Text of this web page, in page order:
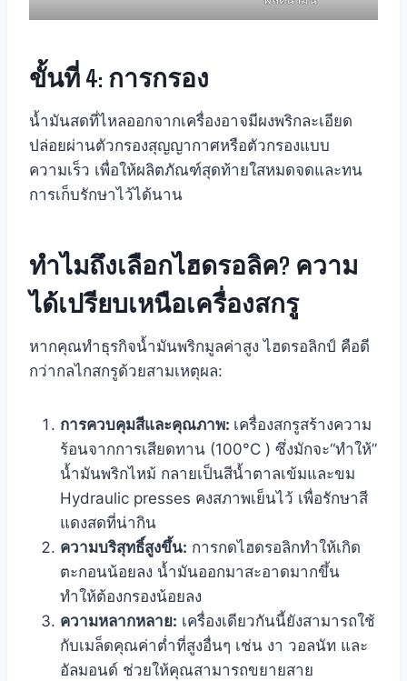
ขั้นที่ 4: การกรอง
น้ำมันสดที่ไหลออกจากเครื่องอาจมีผงพริกละเอียด
ปล่อยผ่านตัวกรองสุญญากาศหรือตัวกรองแบบ
ความเร็ว เพื่อให้ผลิตภัณฑ์สุดท้ายใสหมดจดและทน
การเก็บรักษาไว้ได้นาน
ทำไมถึงเลือกไฮดรอลิค? ความ
ได้เปรียบเหนือเครื่องสกรู
หากคุณทำธุรกิจน้ำมันพริกมูลค่าสูง ไฮดรอลิกป์ คือดี
กว่ากลไกสกรูด้วยสามเหตุผล:
การควบคุมสีและคุณภาพ: เครื่องสกรูสร้างความ
ร้อนจากการเสียดทาน (100°C ) ซึ่งมักจะ“ทำให้”
น้ำมันพริกไหม้ กลายเป็นสีน้ำตาลเข้มและขม
Hydraulic presses คงสภาพเย็นไว้ เพื่อรักษาสี
แดงสดที่น่ากิน
ความบริสุทธิ์สูงขึ้น: การกดไฮดรอลิกทำให้เกิด
ตะกอนน้อยลง น้ำมันออกมาสะอาดมากขึ้น
ทำให้ต้องกรองน้อยลง
ความหลากหลาย: เครื่องเดียวกันนี้ยังสามารถใช้
กับเมล็ดคุณค่าต่ำที่สูงอื่นๆ เช่น งา วอลนัท และ
อัลมอนด์ ช่วยให้คุณสามารถขยายสาย